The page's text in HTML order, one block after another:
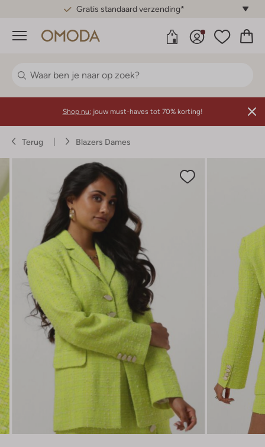
Gratis standaard verzending*
Menu
Shop nu: jouw must-haves tot 70% korting!
Terug Blazers Dames